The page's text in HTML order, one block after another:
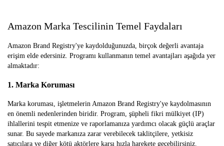
Amazon Marka Tescilinin Temel Faydaları
Amazon Brand Registry'ye kaydolduğunuzda, birçok değerli avantaja
erişim elde edersiniz. Programı kullanmanın temel avantajları aşağıda yer
almaktadır:
1. Marka Koruması
Marka koruması, işletmelerin Amazon Brand Registry'ye kaydolmasının
en önemli nedenlerinden biridir. Program, şüpheli fikri mülkiyet (IP)
ihlallerini tespit etmenize ve raporlamanıza yardımcı olacak güçlü araçlar
sunar. Bu sayede markanıza zarar verebilecek taklitçilere, yetkisiz
satıcılara ve diğer kötü aktörlere karşı hızla harekete geçebilirsiniz.